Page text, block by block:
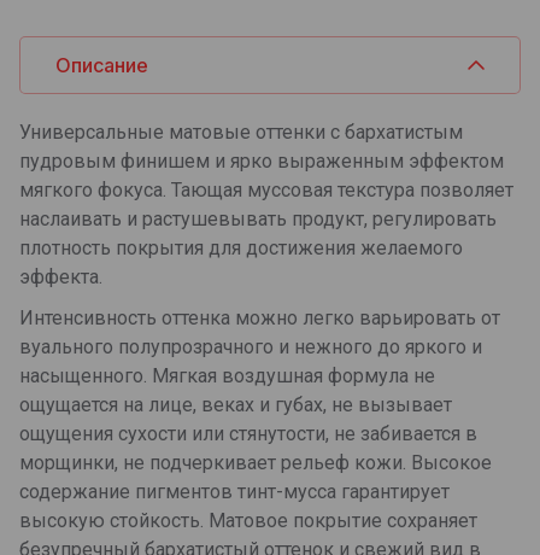
Описание
Универсальные матовые оттенки с бархатистым
пудровым финишем и ярко выраженным эффектом
мягкого фокуса. Тающая муссовая текстура позволяет
наслаивать и растушевывать продукт, регулировать
плотность покрытия для достижения желаемого
эффекта.
Интенсивность оттенка можно легко варьировать от
вуального полупрозрачного и нежного до яркого и
насыщенного. Мягкая воздушная формула не
ощущается на лице, веках и губах, не вызывает
ощущения сухости или стянутости, не забивается в
морщинки, не подчеркивает рельеф кожи. Высокое
содержание пигментов тинт-мусса гарантирует
высокую стойкость. Матовое покрытие сохраняет
безупречный бархатистый оттенок и свежий вид в